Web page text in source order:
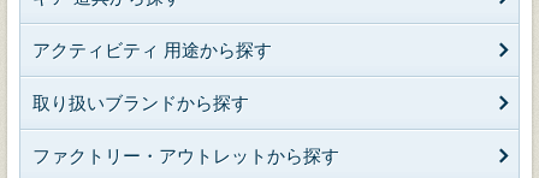
アクティビティ 用途から探す
取り扱いブランドから探す
ファクトリー・アウトレットから探す